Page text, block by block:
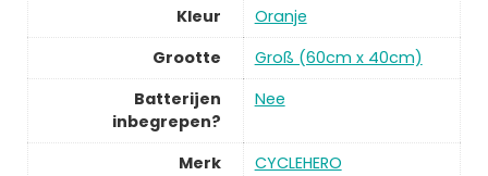
Kleur
Oranje
Grootte
Groß (60cm x 40cm)
Batterijen
inbegrepen?
Nee
Merk
CYCLEHERO